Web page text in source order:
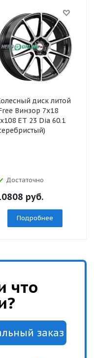
диск литой
Винзор 7x18
ET 23 Dia 60.1
Достаточно
руб.
Подробнее
что